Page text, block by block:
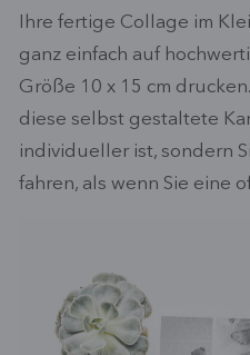
Ihre fertige Collage im
ganz einfach auf
Größe 10 x 15 cm
diese selbst gestaltete
individueller ist, sondern
fahren, als wenn Sie eine